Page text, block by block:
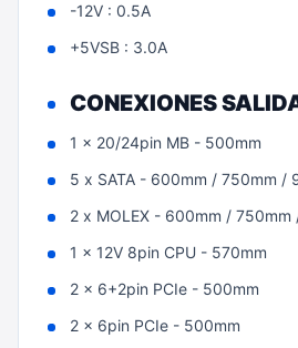
-12V : 0.5A
+5VSB : 3.0A
CONEXIONES
1 x 20/24pin MB - 500mm
5 x SATA - 600mm / 750mm /
2 x MOLEX - 600mm / 750mm
1 x 12V 8pin CPU - 570mm
2 x 6+2pin PCIe - 500mm
2 x 6pin PCIe - 500mm